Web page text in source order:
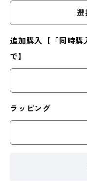
選
追加購入【「同時
で】
ラッピング